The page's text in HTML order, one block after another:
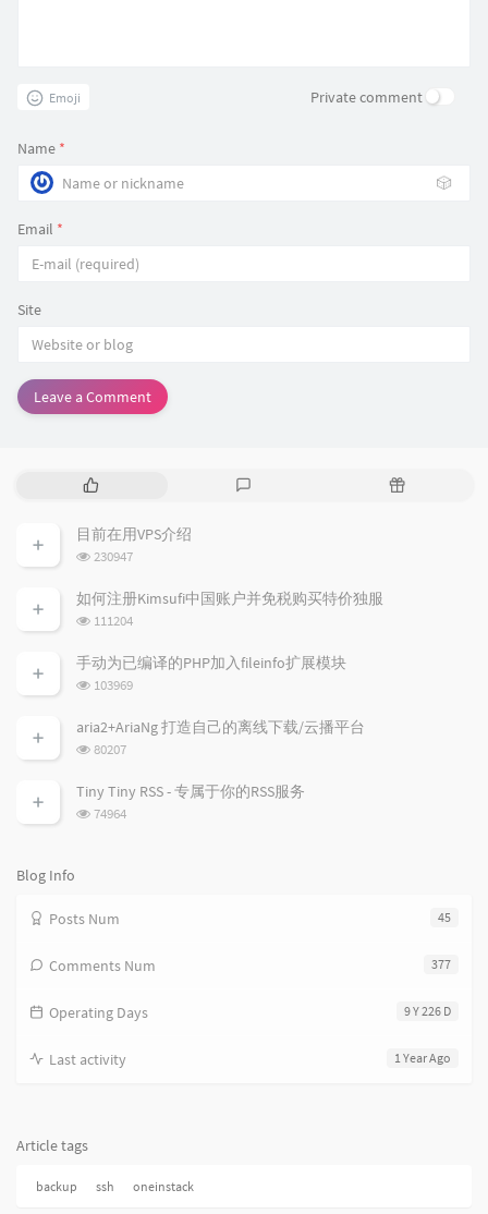
Emoji Private comment
Name *
🎲
Email *
Site
Leave a Comment
P
p
u
a
r
r
t
c
l
s
t
m
n
R
目前在用VPS介绍
浏
次
数:
230947
如何注册Kimsufi中国账户并免税购买特价独服
浏
次
数:
111204
手动为已编译的PHP加入fileinfo扩展模块
浏
次
103969
aria2+AriaNg 打造自己的离线下载/云播平台
浏
次
数:
80207
Tiny Tiny RSS - 专属于你的RSS服务
浏
74964
Blog Info
45
Posts Num
377
Comments Num
9 Y 226 D
Operating Days
1 Year Ago
Last activity
Article tags
backup ssh oneinstack